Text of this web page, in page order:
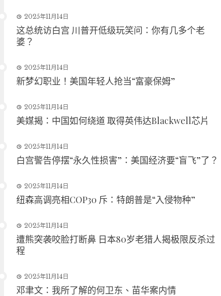
2025年11月14日
这总统访白宫 川普开低级玩笑问：你有几多个老
婆？
2025年11月14日
新梦幻职业！美国年轻人抢当“富豪保姆”
2025年11月14日
美媒揭：中国如何绕道 取得英伟达Blackwell芯片
2025年11月14日
白宫警告停摆“永久性损害”：美国经济要“盲飞”了？
2025年11月14日
纽森高调亮相COP30 斥：特朗普是“入侵物种”
2025年11月14日
遭熊突袭咬脸打断鼻 日本80岁老猎人揭极限反杀过
程
2025年11月14日
邓聿文：我所了解的何卫东、苗华案内情